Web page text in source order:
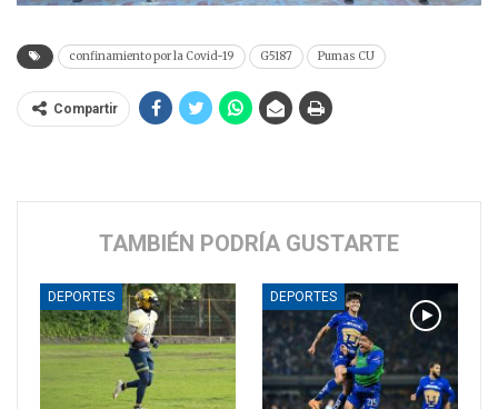
confinamiento por la Covid-19 G5187 Pumas CU
Compartir
TAMBIÉN PODRÍA GUSTARTE
DEPORTES DEPORTES